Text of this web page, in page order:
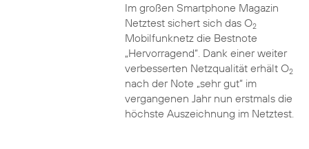
Im großen Smartphone Magazin
Netztest sichert sich das O2
Mobilfunknetz die Bestnote
„Hervorragend“. Dank einer weiter
verbesserten Netzqualität erhält O2
nach der Note „sehr gut“ im
vergangenen Jahr nun erstmals die
höchste Auszeichnung im Netztest.